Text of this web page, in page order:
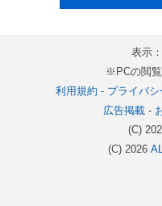
表示：
※PCの閲
利用規約 - プライバ
広告掲載-
(C)
(C) 2026